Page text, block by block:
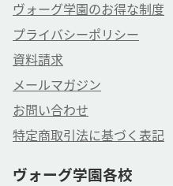
ヴォーグ学園のお得な制度
プライバシーポリシー
資料請求
メールマガジン
お問い合わせ
特定商取引法に基づく表記
ヴォーグ学園各校